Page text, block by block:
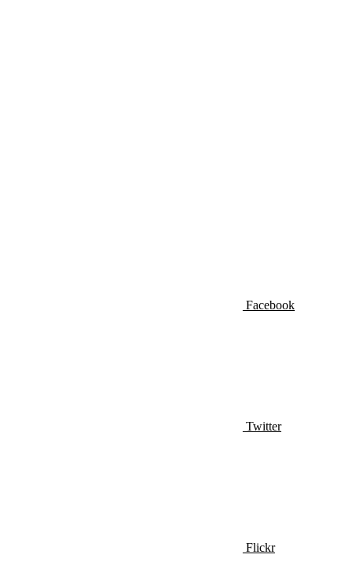
Facebook
Twitter
Flickr